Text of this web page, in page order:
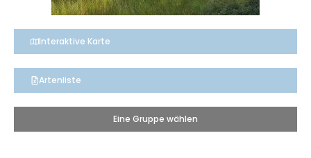
Interaktive Karte
Artenliste
Eine Gruppe wählen